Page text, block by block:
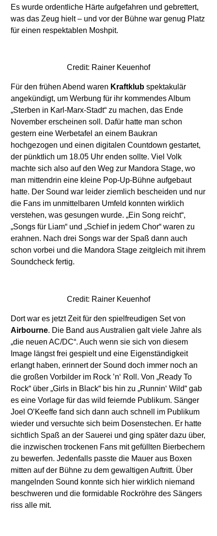
Es wurde ordentliche Härte aufgefahren und gebrettert,
was das Zeug hielt – und vor der Bühne war genug Platz
für einen respektablen Moshpit.
Credit: Rainer Keuenhof
Für den frühen Abend waren Kraftklub spektakulär
angekündigt, um Werbung für ihr kommendes Album
„Sterben in Karl-Marx-Stadt“ zu machen, das Ende
November erscheinen soll. Dafür hatte man schon
gestern eine Werbetafel an einem Baukran
hochgezogen und einen digitalen Countdown gestartet,
der pünktlich um 18.05 Uhr enden sollte. Viel Volk
machte sich also auf den Weg zur Mandora Stage, wo
man mittendrin eine kleine Pop-Up-Bühne aufgebaut
hatte. Der Sound war leider ziemlich bescheiden und nur
die Fans im unmittelbaren Umfeld konnten wirklich
verstehen, was gesungen wurde. „Ein Song reicht“,
„Songs für Liam“ und „Schief in jedem Chor“ waren zu
erahnen. Nach drei Songs war der Spaß dann auch
schon vorbei und die Mandora Stage zeitgleich mit ihrem
Soundcheck fertig.
Credit: Rainer Keuenhof
Dort war es jetzt Zeit für den spielfreudigen Set von
Airbourne. Die Band aus Australien galt viele Jahre als
„die neuen AC/DC“. Auch wenn sie sich von diesem
Image längst frei gespielt und eine Eigenständigkeit
erlangt haben, erinnert der Sound doch immer noch an
die großen Vorbilder im Rock ’n‘ Roll. Von „Ready To
Rock“ über „Girls in Black“ bis hin zu „Runnin‘ Wild“ gab
es eine Vorlage für das wild feiernde Publikum. Sänger
Joel O’Keeffe fand sich dann auch schnell im Publikum
wieder und versuchte sich beim Dosenstechen. Er hatte
sichtlich Spaß an der Sauerei und ging später dazu über,
die inzwischen trockenen Fans mit gefüllten Bierbechern
zu bewerfen. Jedenfalls passte die Mauer aus Boxen
mitten auf der Bühne zu dem gewaltigen Auftritt. Über
mangelnden Sound konnte sich hier wirklich niemand
beschweren und die formidable Rockröhre des Sängers
riss alle mit.